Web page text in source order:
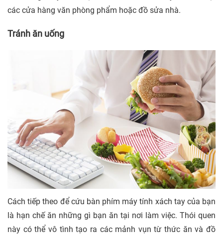
các cửa hàng văn phòng phẩm hoặc đồ sửa nhà.
Tránh ăn uống
Cách tiếp theo để cứu bàn phím máy tính xách tay của bạn
là hạn chế ăn những gì bạn ăn tại nơi làm việc. Thói quen
này có thể vô tình tạo ra các mảnh vụn từ thức ăn và đồ